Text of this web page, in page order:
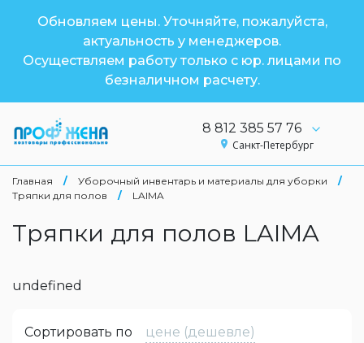
Обновляем цены. Уточняйте, пожалуйста,
актуальность у менеджеров.
Осуществляем работу только с юр. лицами по
безналичном расчету.
8 812 385 57 76
Санкт-Петербург
Главная / Уборочный инвентарь и материалы для уборки
/
Тряпки для полов
/ LAIMA
Тряпки для полов LAIMA
undefined
Сортировать по
цене (дешевле)